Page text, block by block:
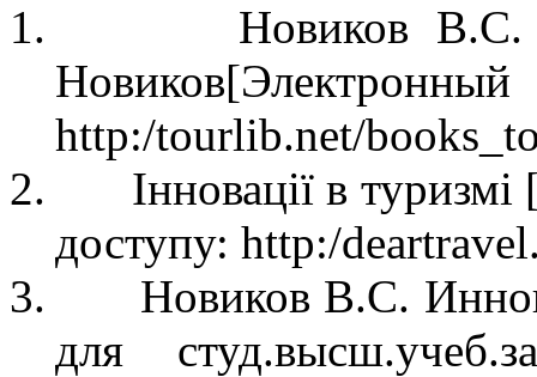
1.
Новиков В.С.
http:/tourlib.net/books
2.
Інновації в туризмі
доступу: http:/
3.
Новиков В.С.
для студ.вы